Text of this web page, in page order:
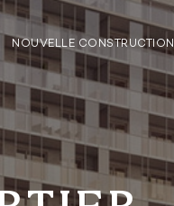
NOUVELLE CONSTRUCTION